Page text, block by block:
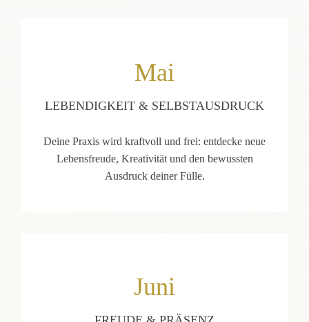
Mai
LEBENDIGKEIT & SELBSTAUSDRUCK
Deine Praxis wird kraftvoll und frei: entdecke neue
Lebensfreude, Kreativität und den bewussten
Ausdruck deiner Fülle.
Juni